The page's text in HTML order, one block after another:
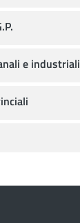
e industriali